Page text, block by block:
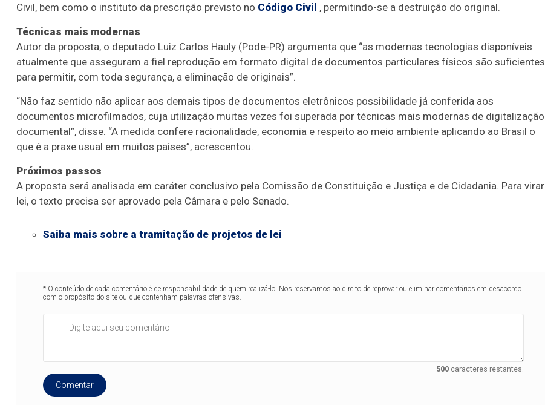
Civil, bem como o instituto da prescrição previsto no Código Civil , permitindo-se a destruição do original.
Técnicas mais modernas
Autor da proposta, o deputado Luiz Carlos Hauly (Pode-PR) argumenta que “as modernas tecnologias disponíveis
atualmente que asseguram a fiel reprodução em formato digital de documentos particulares físicos são suficientes
para permitir, com toda segurança, a eliminação de originais”.
“Não faz sentido não aplicar aos demais tipos de documentos eletrônicos possibilidade já conferida aos
documentos microfilmados, cuja utilização muitas vezes foi superada por técnicas mais modernas de digitalização
documental”, disse. “A medida confere racionalidade, economia e respeito ao meio ambiente aplicando ao Brasil o
que é a praxe usual em muitos países”, acrescentou.
Próximos passos
A proposta será analisada em caráter conclusivo pela Comissão de Constituição e Justiça e de Cidadania. Para virar
lei, o texto precisa ser aprovado pela Câmara e pelo Senado.
Saiba mais sobre a tramitação de projetos de lei
* O conteúdo de cada comentário é de responsabilidade de quem realizá-lo. Nos reservamos ao direito de reprovar ou eliminar comentários em desacordo
com o propósito do site ou que contenham palavras ofensivas.
500caracteres restantes.
Comentar